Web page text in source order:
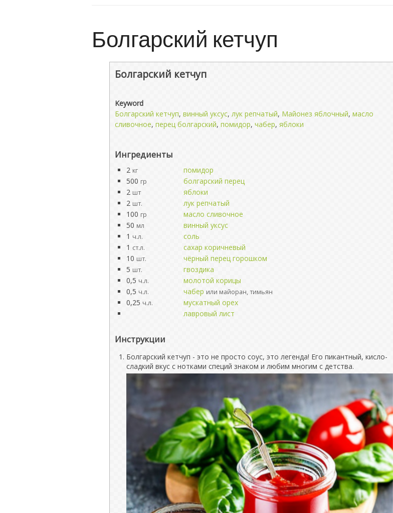
Болгарский кетчуп
Болгарский кетчуп
Keyword
Болгарский кетчуп, винный уксус, лук репчатый, Майонез яблочный, масло
сливочное, перец болгарский, помидор, чабер, яблоки
Ингредиенты
2 кг
помидор
500 гр
болгарский перец
2 шт
яблоки
2 шт.
лук репчатый
100 гр
масло сливочное
50 мл
винный уксус
1 ч.л.
соль
1 ст.л.
сахар коричневый
10 шт.
чёрный перец горошком
5 шт.
гвоздика
0,5 ч.л.
молотой корицы
0,5 ч.л. чабер или майоран, тимьян
0,25 ч.л.
мускатный орех
лавровый лист
Инструкции
Болгарский кетчуп - это не просто соус, это легенда! Его пикантный, кисло-
сладкий вкус с нотками специй знаком и любим многим с детства.